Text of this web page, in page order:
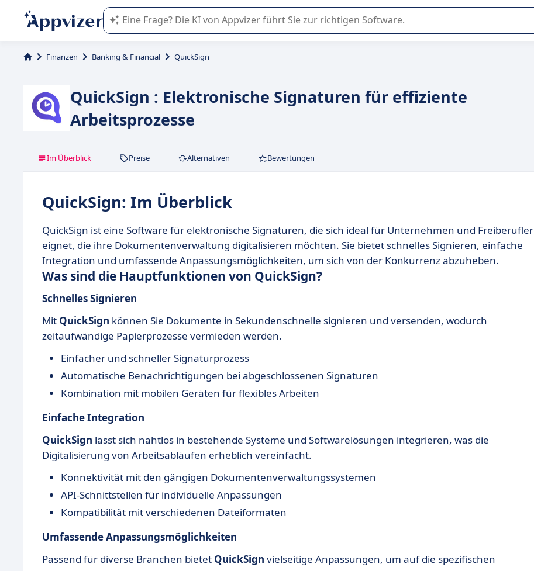
Die KI von Appvizer führt Sie bei der Nutzung oder Auswahl von SaaS-Software in Unternehmen.
Finanzen Banking & Financial QuickSign
QuickSign : Elektronische Signaturen für effiziente
Arbeitsprozesse
Im Überblick Preise Alternativen Bewertungen
QuickSign: Im Überblick
QuickSign ist eine Software für elektronische Signaturen, die sich ideal für Unternehmen und Freiberufler
eignet, die ihre Dokumentenverwaltung digitalisieren möchten. Sie bietet schnelles Signieren, einfache
Integration und umfassende Anpassungsmöglichkeiten, um sich von der Konkurrenz abzuheben.
Was sind die Hauptfunktionen von QuickSign?
Schnelles Signieren
Mit QuickSign können Sie Dokumente in Sekundenschnelle signieren und versenden, wodurch
zeitaufwändige Papierprozesse vermieden werden.
Einfacher und schneller Signaturprozess
Automatische Benachrichtigungen bei abgeschlossenen Signaturen
Kombination mit mobilen Geräten für flexibles Arbeiten
Einfache Integration
QuickSign lässt sich nahtlos in bestehende Systeme und Softwarelösungen integrieren, was die
Digitalisierung von Arbeitsabläufen erheblich vereinfacht.
Konnektivität mit den gängigen Dokumentenverwaltungssystemen
API-Schnittstellen für individuelle Anpassungen
Kompatibilität mit verschiedenen Dateiformaten
Umfassende Anpassungsmöglichkeiten
Passend für diverse Branchen bietet QuickSign vielseitige Anpassungen, um auf die spezifischen